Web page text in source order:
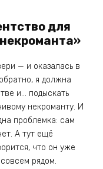
для
— и оказалась в
я должна
и… подыскать
некроманту. И
проблемка: сам
А тут ещё
что он уже
рядом.